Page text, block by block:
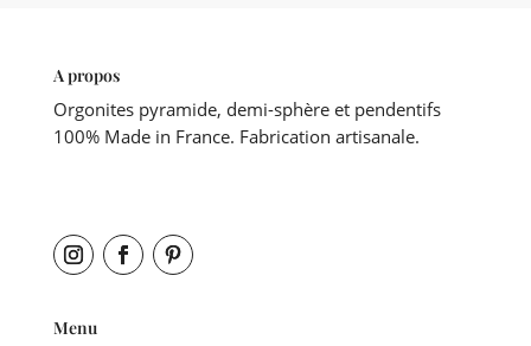
A propos
Orgonites pyramide, demi-sphère et pendentifs
100% Made in France. Fabrication artisanale.
Menu